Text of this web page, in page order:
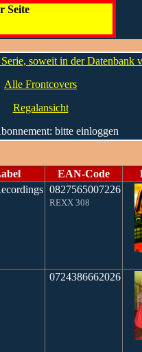
Seite
soweit in der Datenbank
Alle Frontcovers
Regalansicht
bitte einloggen
EAN-Code
0827565007226
REXX 308
0724386662026